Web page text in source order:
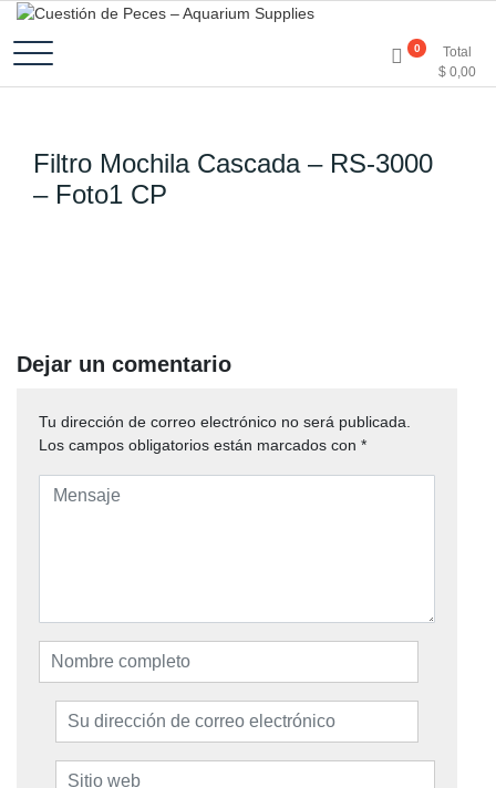
Cuestión de Peces –
Aquarium Supplies
0
Total
$ 0,00
Filtro Mochila Cascada – RS-3000
– Foto1 CP
Dejar un comentario
Tu dirección de correo electrónico no será publicada.
Los campos obligatorios están marcados con *